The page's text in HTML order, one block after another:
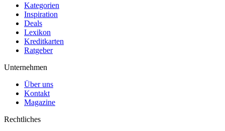
Kategorien
Inspiration
Deals
Lexikon
Kreditkarten
Ratgeber
Unternehmen
Über uns
Kontakt
Magazine
Rechtliches